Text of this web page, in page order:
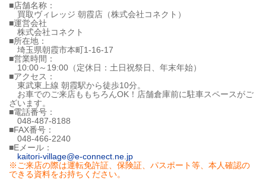
■店舗名称：
買取ヴィレッジ 朝霞店（株式会社コネクト）
■運営会社
株式会社コネクト
■所在地：
埼玉県朝霞市本町1-16-17
■営業時間：
10:00～19:00（定休日：土日祝祭日、年末年始）
■アクセス：
東武東上線 朝霞駅から徒歩10分。
お車でのご来店ももちろんOK！店舗倉庫前に駐車スペースがご
ざいます。
■電話番号：
048-487-8188
■FAX番号：
048-466-2240
■Eメール：
kaitori-village@e-connect.ne.jp
※ご来店の際は運転免許証、保険証、パスポート等、本人確認の
できる資料をお持ちください。